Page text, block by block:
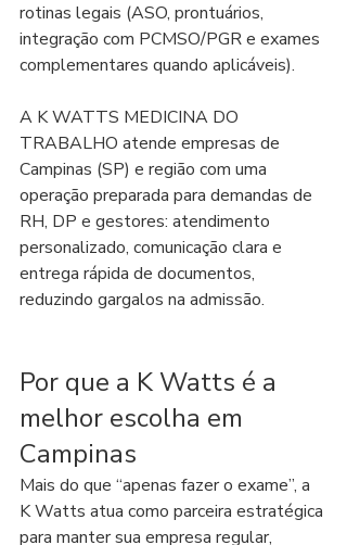
rotinas legais (ASO, prontuários,
integração com PCMSO/PGR e exames
complementares quando aplicáveis).
A K WATTS MEDICINA DO
TRABALHO atende empresas de
Campinas (SP) e região com uma
operação preparada para demandas de
RH, DP e gestores: atendimento
personalizado, comunicação clara e
entrega rápida de documentos,
reduzindo gargalos na admissão.
Por que a K Watts é a
melhor escolha em
Campinas
Mais do que “apenas fazer o exame”, a
K Watts atua como parceira estratégica
para manter sua empresa regular,